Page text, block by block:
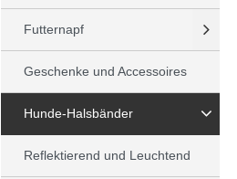
Futternapf
Geschenke und Accessoires
Hunde-Halsbänder
Reflektierend und Leuchtend